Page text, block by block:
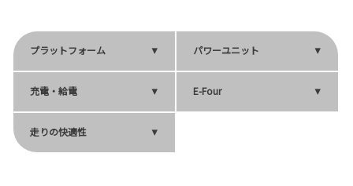
プラットフォーム パワーユニット
充電・給電 E-Four
走りの快適性